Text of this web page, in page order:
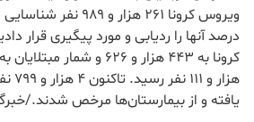
درصد آنها را ردیابی و مورد پیگیری قرار
یافته و از بیمارستان‌ها مرخص شدند./